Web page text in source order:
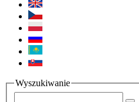
Wyszukiwanie